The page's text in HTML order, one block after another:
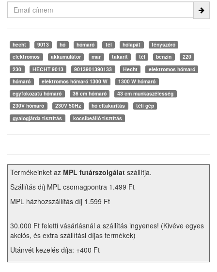
hecht 9013 hó hómaró tél hólapát
fényszóró
elektromos
akkumulátor mar takarít tél benzin
220
230
HECHT 9013 9013901390133 Hecht
elektromos hómaró
hómaró
elektromos hómaró 1300 W
1300 W hómaró
egyfokozatú hómaró
36 cm hómaró
43 cm munkaszélesség
230V hómaró
230V 50Hz hó eltakarítás
téli gép
gyalogjárda tisztítás
kocsibeálló tisztítás
Termékeinket az MPL futárszolgálat szállítja.
Szállítás díj MPL csomagpontra 1.499 Ft
MPL házhozszállítás díj 1.599 Ft
30.000 Ft feletti vásárlásnál a szállítás ingyenes! (Kivéve egyes
akciós, és extra szállítási díjas termékek)
Utánvét kezelés díja: +400 Ft